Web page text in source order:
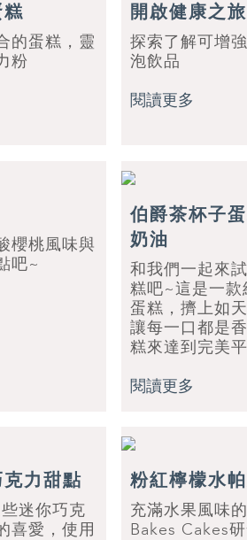
的蛋糕，靈
粉
開啟健康之
探索了解可增
泡飲品
閱讀更多
櫻桃風味與
吧~
伯爵茶杯子
奶油
和我們一起來
糕吧~這是一款
蛋糕，擠上如
讓每一口都是
糕來達到完美平
閱讀更多
力甜點
迷你巧克
喜愛，使用
粉紅檸檬水
充滿水果風味
Bakes Cakes